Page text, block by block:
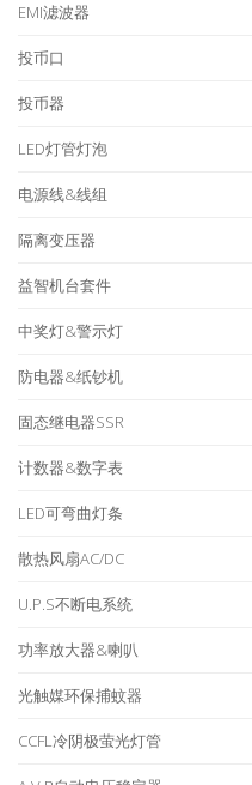
EMI滤波器
投币口
投币器
LED灯管灯泡
电源线&线组
隔离变压器
益智机台套件
中奖灯&警示灯
防电器&纸钞机
固态继电器SSR
计数器&数字表
LED可弯曲灯条
散热风扇AC/DC
U.P.S不断电系统
功率放大器&喇叭
光触媒环保捕蚊器
CCFL冷阴极萤光灯管